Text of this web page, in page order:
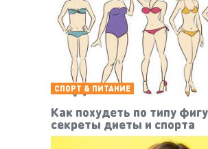
СПОРТ & ПИТАНИЕ
Как похудеть по типу
секреты диеты и спорта